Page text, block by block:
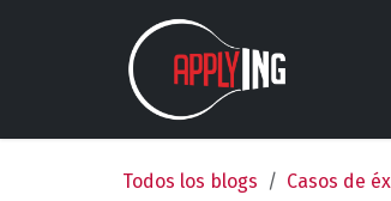
Todos los blogs Casos de